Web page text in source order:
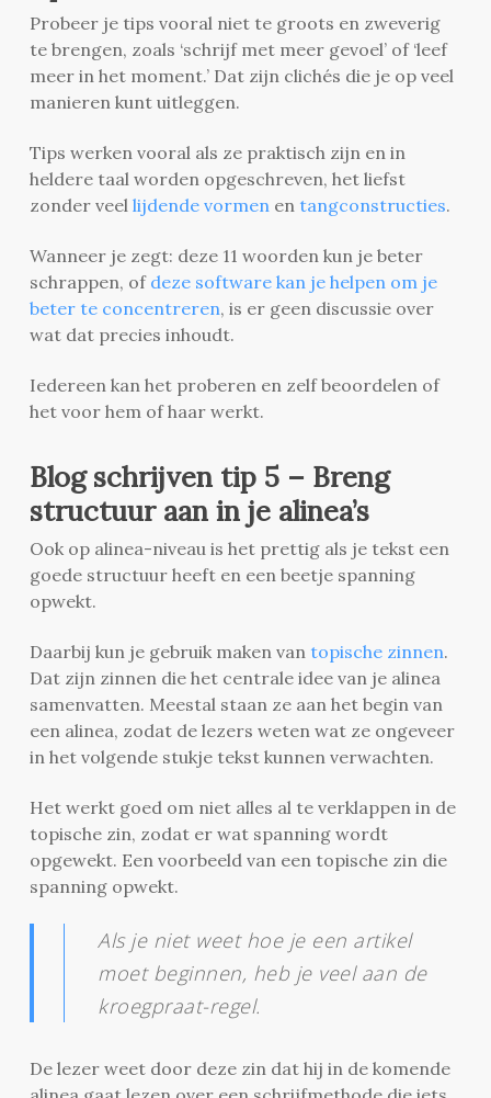
Probeer je tips vooral niet te groots en zweverig
te brengen, zoals ‘schrijf met meer gevoel’ of ‘leef
meer in het moment.’ Dat zijn clichés die je op veel
manieren kunt uitleggen.
Tips werken vooral als ze praktisch zijn en in
heldere taal worden opgeschreven, het liefst
zonder veel lijdende vormenen tangconstructies.
Wanneer je zegt: deze 11 woorden kun je beter
schrappen, of deze software kan je helpen om je
beter te concentreren, is er geen discussie over
wat dat precies inhoudt.
Iedereen kan het proberen en zelf beoordelen of
het voor hem of haar werkt.
Blog schrijven tip 5 – Breng
structuur aan in je alinea’s
Ook op alinea-niveau is het prettig als je tekst een
goede structuur heeft en een beetje spanning
opwekt.
Daarbij kun je gebruik maken van topische zinnen.
Dat zijn zinnen die het centrale idee van je alinea
samenvatten. Meestal staan ze aan het begin van
een alinea, zodat de lezers weten wat ze ongeveer
in het volgende stukje tekst kunnen verwachten.
Het werkt goed om niet alles al te verklappen in de
topische zin, zodat er wat spanning wordt
opgewekt. Een voorbeeld van een topische zin die
spanning opwekt.
Als je niet weet hoe je een artikel
moet beginnen, heb je veel aan de
kroegpraat-regel.
De lezer weet door deze zin dat hij in de komende